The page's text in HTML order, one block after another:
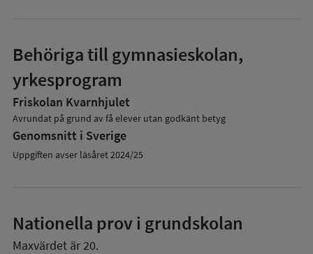
Behöriga till gymnasieskolan,
yrkesprogram
Friskolan Kvarnhjulet
Avrundat på grund av få elever utan godkänt betyg
Genomsnitt i Sverige
Uppgiften avser läsåret 2024/25
Nationella prov i grundskolan
Maxvärdet är 20.